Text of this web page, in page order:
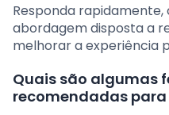
Responda
abordagem disposta a
melhorar a experiência
Quais são algumas
recomendadas